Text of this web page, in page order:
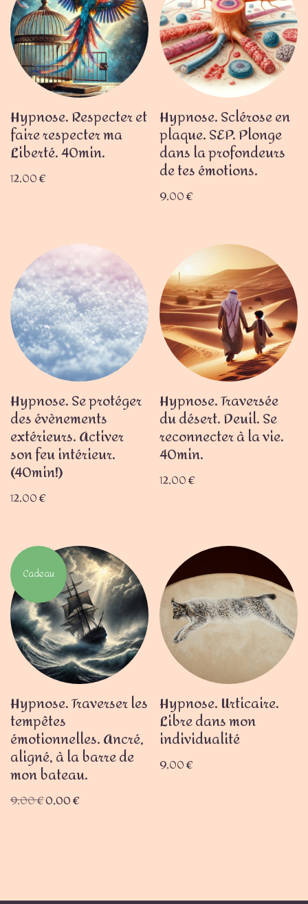
Hypnose. Respecter et
faire respecter ma
Liberté. 40min.
12,00€
Hypnose. Sclérose en
plaque. SEP. Plonge
dans la profondeurs
de tes émotions.
9,00€
Hypnose. Se protéger
des évènements
extérieurs. Activer
son feu intérieur.
(40min!)
12,00€
Hypnose. Traversée
du désert. Deuil. Se
reconnecter à la vie.
40min.
12,00€
Cadeau
Hypnose. Traverser les
tempêtes
émotionnelles. Ancré,
aligné, à la barre de
mon bateau.
9,00€0,00€
Hypnose. Urticaire.
Libre dans mon
individualité
9,00€